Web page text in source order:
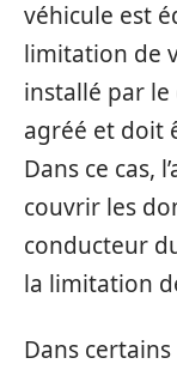
véhicule est
limitation de
installé par
agréé et doit
Dans ce cas,
couvrir les
conducteur
la limitation
Dans